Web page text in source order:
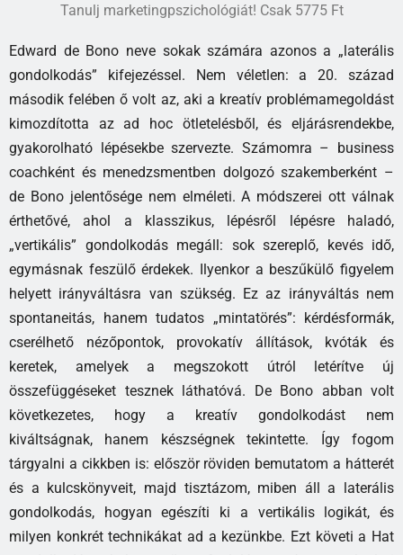
Tanulj marketingpszichológiát! Csak 5775 Ft
Edward de Bono neve sokak számára azonos a „laterális
gondolkodás” kifejezéssel. Nem véletlen: a 20. század
második felében ő volt az, aki a kreatív problémamegoldást
kimozdította az ad hoc ötletelésből, és eljárásrendekbe,
gyakorolható lépésekbe szervezte. Számomra – business
coachként és menedzsmentben dolgozó szakemberként –
de Bono jelentősége nem elméleti. A módszerei ott válnak
érthetővé, ahol a klasszikus, lépésről lépésre haladó,
„vertikális” gondolkodás megáll: sok szereplő, kevés idő,
egymásnak feszülő érdekek. Ilyenkor a beszűkülő figyelem
helyett irányváltásra van szükség. Ez az irányváltás nem
spontaneitás, hanem tudatos „mintatörés”: kérdésformák,
cserélhető nézőpontok, provokatív állítások, kvóták és
keretek, amelyek a megszokott útról letérítve új
összefüggéseket tesznek láthatóvá. De Bono abban volt
következetes, hogy a kreatív gondolkodást nem
kiváltságnak, hanem készségnek tekintette. Így fogom
tárgyalni a cikkben is: először röviden bemutatom a hátterét
és a kulcskönyveit, majd tisztázom, miben áll a laterális
gondolkodás, hogyan egészíti ki a vertikális logikát, és
milyen konkrét technikákat ad a kezünkbe. Ezt követi a Hat